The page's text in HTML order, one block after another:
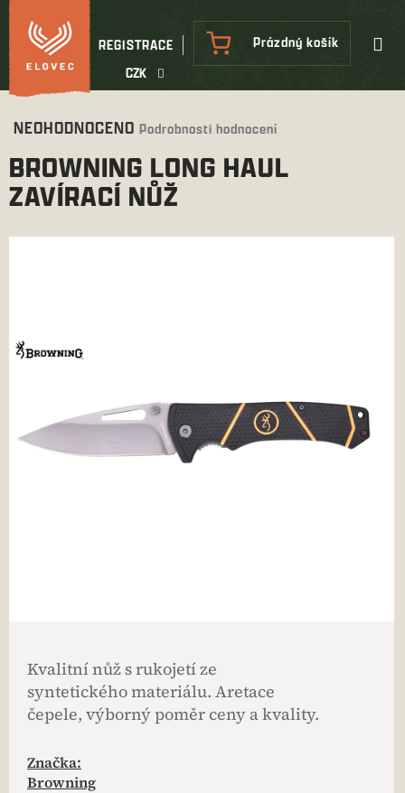
Přejít
na
obsah
CZK
REGISTRACE
NÁKUPNÍ
KOŠÍK
Prázdný košík
Průměrné
produktu
je
0,0
NEOHODNOCENO Podrobnosti hodnocení
BROWNING LONG HAUL
ZAVÍRACÍ NŮŽ
Kvalitní nůž s rukojetí ze
syntetického materiálu. Aretace
čepele, výborný poměr ceny a kvality.
Značka:
Browning